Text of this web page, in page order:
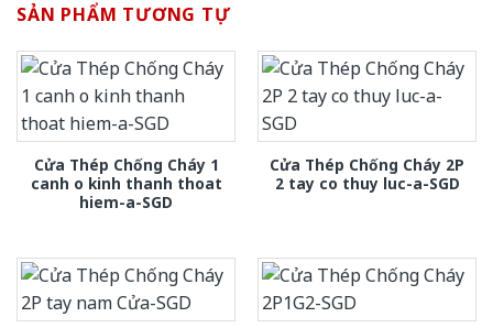
SẢN PHẨM TƯƠNG TỰ
Cửa Thép Chống Cháy 1
canh o kinh thanh thoat
hiem-a-SGD
Cửa Thép Chống Cháy 2P
2 tay co thuy luc-a-SGD